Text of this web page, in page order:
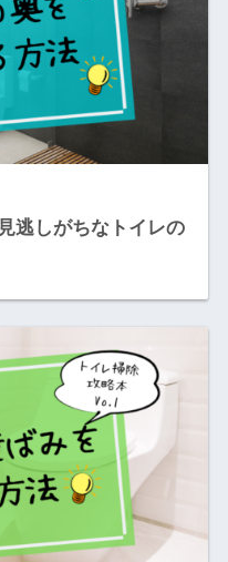
逃しがちなトイレの